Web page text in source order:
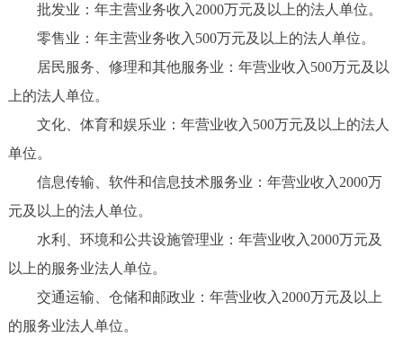
批发业：年主营业务收入2000万元及以上的法人单位。
零售业：年主营业务收入500万元及以上的法人单位。
居民服务、修理和其他服务业：年营业收入500万元及以
上的法人单位。
文化、体育和娱乐业：年营业收入500万元及以上的法人
单位。
信息传输、软件和信息技术服务业：年营业收入2000万
元及以上的法人单位。
水利、环境和公共设施管理业：年营业收入2000万元及
以上的服务业法人单位。
交通运输、仓储和邮政业：年营业收入2000万元及以上
的服务业法人单位。